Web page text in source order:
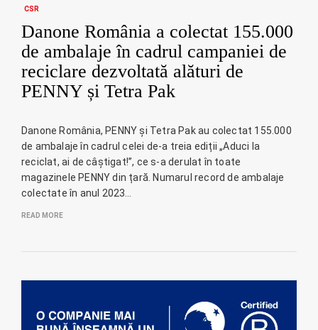
CSR
Danone România a colectat 155.000
de ambalaje în cadrul campaniei de
reciclare dezvoltată alături de
PENNY și Tetra Pak
Danone România, PENNY și Tetra Pak au colectat 155.000
de ambalaje în cadrul celei de-a treia ediții „Aduci la
reciclat, ai de câștigat!”, ce s-a derulat în toate
magazinele PENNY din țară. Numarul record de ambalaje
colectate în anul 2023…
READ MORE